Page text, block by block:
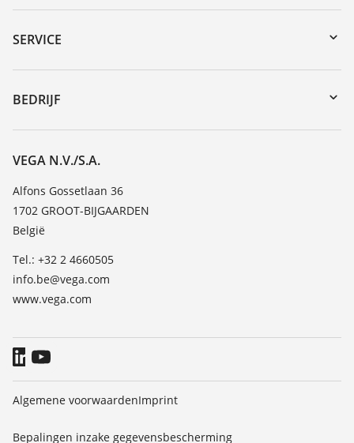
Downloads
Serienummer zoeken
DTM Collection/PACTware
SERVICE
Reparatieformulier instrument
Seminars
Bestendigheidslijst
TeamViewer
BEDRIJF
Vacature
Over VEGA
Contact
Nieuws
Persberichten
Blog
VEGA N.V./S.A.
Alfons Gossetlaan 36
1702 GROOT-BIJGAARDEN
België
Tel.: +32 2 4660505
info.be@vega.com
www.vega.com
Algemene voorwaardenImprint
Bepalingen inzake gegevensbescherming